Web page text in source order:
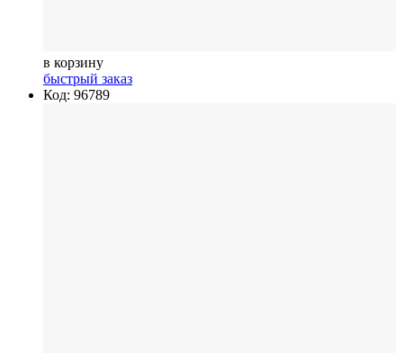
в корзину
быстрый заказ
Код: 96789